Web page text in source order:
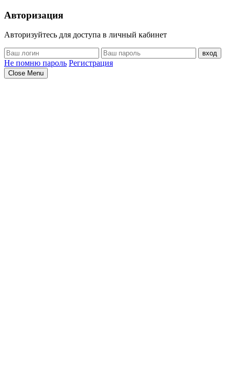
Авторизация
Авторизуйтесь для доступа в личный кабинет
вход
Не помню пароль Регистрация
Close Menu